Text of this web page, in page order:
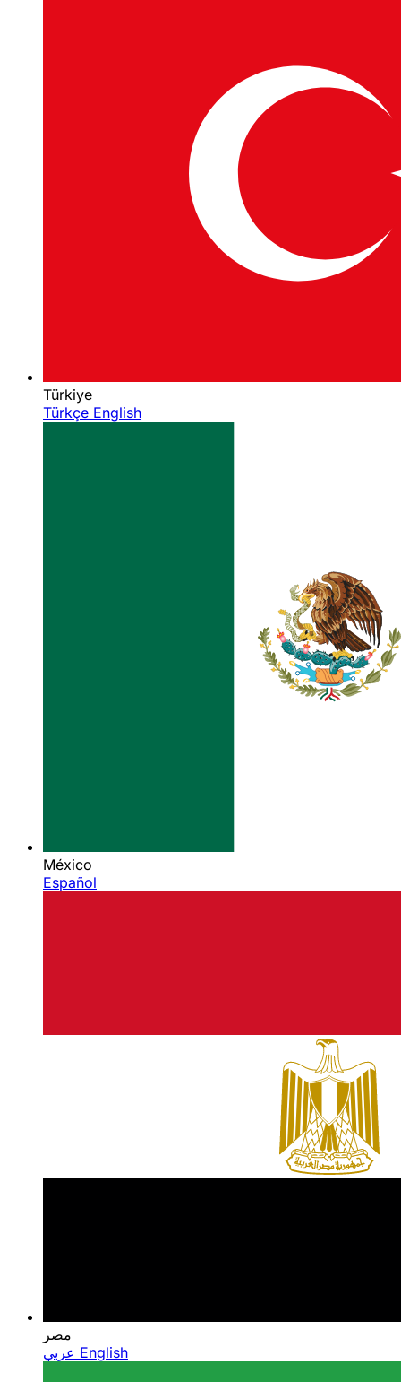
Türkiye
Türkçe English
México
Español
مصر
English